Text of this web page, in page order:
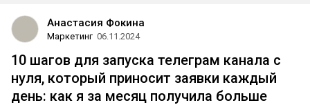
Анастасия Фокина
Маркетинг 06.11.2024
10 шагов для запуска телеграм канала с
нуля, который приносит заявки каждый
день: как я за месяц получила больше